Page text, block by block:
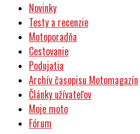
Novinky
Testy a recenzie
Motoporadňa
Cestovanie
Podujatia
Archív časopisu Motomagazín
Články užívateľov
Moje moto
Fórum